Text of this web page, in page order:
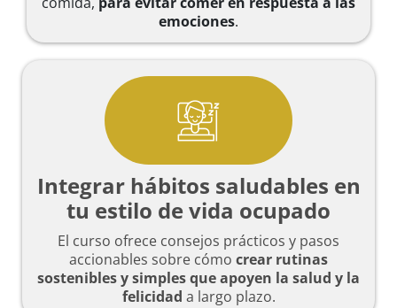
emociones.
Integrar hábitos saludables en
tu estilo de vida ocupado
El curso ofrece consejos prácticos y pasos
accionables sobre cómo crear rutinas
sostenibles y simples que apoyen la salud y la
felicidad a largo plazo.